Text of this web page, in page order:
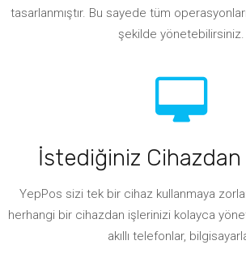
tasarlanmıştır. Bu sayede tüm
şekilde yönetebilirsiniz.
İstediğiniz Cihazdan
YepPos sizi tek bir cihaz kullanmaya
herhangi bir cihazdan işlerinizi kolayca
akıllı telefonlar,